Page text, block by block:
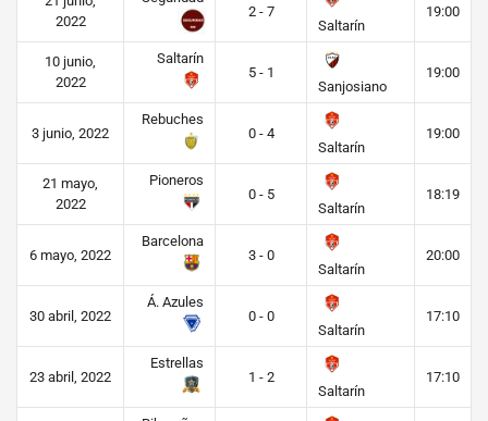
2022
2 - 7
Saltarín
19:00
10 junio,
2022
Saltarín
5 - 1
Sanjosiano
19:00
3 junio, 2022
Rebuches
0 - 4
Saltarín
19:00
21 mayo,
2022
Pioneros
0 - 5
Saltarín
18:19
6 mayo, 2022
Barcelona
3 - 0
Saltarín
20:00
30 abril, 2022
Á. Azules
0 - 0
Saltarín
17:10
23 abril, 2022
Estrellas
1 - 2
Saltarín
17:10